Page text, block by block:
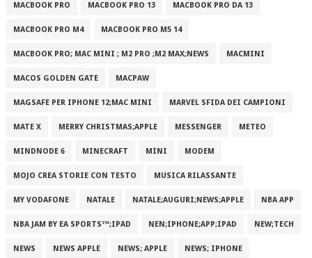
MACBOOK PRO MACBOOK PRO 13 MACBOOK PRO DA 13
MACBOOK PRO M4 MACBOOK PRO M5 14
MACBOOK PRO; MAC MINI ; M2 PRO ;M2 MAX;NEWS MACMINI
MACOS GOLDEN GATE MACPAW
MAGSAFE PER IPHONE 12;MAC MINI MARVEL SFIDA DEI CAMPIONI
MATE X MERRY CHRISTMAS;APPLE MESSENGER METEO
MINDNODE 6 MINECRAFT MINI MODEM
MOJO CREA STORIE CON TESTO MUSICA RILASSANTE
MY VODAFONE NATALE NATALE;AUGURI;NEWS;APPLE NBA APP
NBA JAM BY EA SPORTS™;IPAD NEN;IPHONE;APP;IPAD NEW;TECH
NEWS NEWS APPLE NEWS; APPLE NEWS; IPHONE